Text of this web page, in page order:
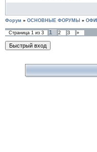
Форум » ОСНОВНЫЕ ФОРУМЫ »
Страница 1 из 3 1 2 3 »